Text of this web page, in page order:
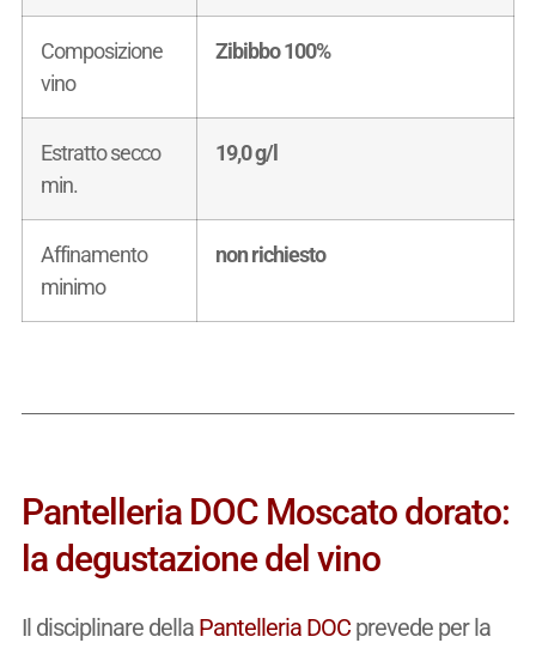
Composizione
vino
Zibibbo 100%
Estratto secco
min.
19,0 g/l
Affinamento
minimo
non richiesto
Pantelleria DOC Moscato dorato:
la degustazione del vino
Il disciplinare della Pantelleria DOCprevede per la